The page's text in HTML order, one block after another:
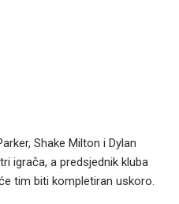
Shake Milton i Dylan
igrača, a predsjednik kluba
tim biti kompletiran uskoro.